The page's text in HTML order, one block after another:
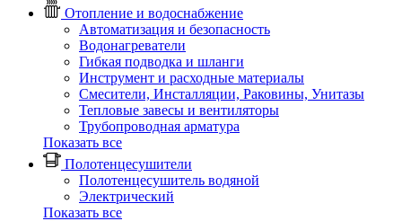
Отопление и водоснабжение
Автоматизация и безопасность
Водонагреватели
Гибкая подводка и шланги
Инструмент и расходные материалы
Смесители, Инсталляции, Раковины, Унитазы
Тепловые завесы и вентиляторы
Трубопроводная арматура
Показать все
Полотенцесушители
Полотенцесушитель водяной
Электрический
Показать все